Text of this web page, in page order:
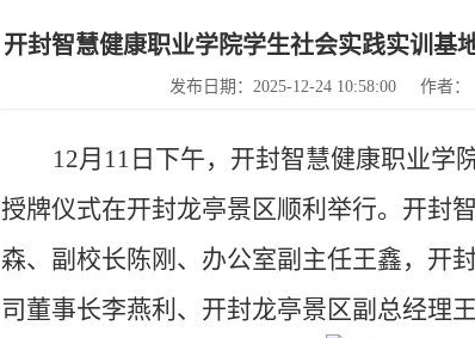
开封智慧健康职业学院学生社会实践实训基
发布日期：2025-12-24 10:58:00 作者：
12月 11 日下午，开封智慧健康职业学
授牌仪式在开封龙亭景区顺利举行。开封
森、副校长陈刚、办公室副主任王鑫，开
司董事长李燕利、开封龙亭景区副总经理